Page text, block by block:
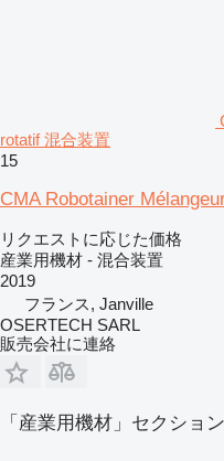
rotatif 混合装置
15
CMA Robotainer
リクエストに応じた価格
産業用機材 - 混合装置
2019
フランス, Janville
OSERTECH SARL
販売会社に連絡
「産業用機材」セクショ